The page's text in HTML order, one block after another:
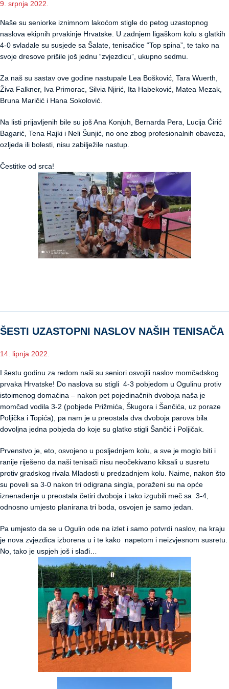
9. srpnja 2022.
Naše su seniorke iznimnom lakoćom stigle do petog uzastopnog
naslova ekipnih prvakinje Hrvatske. U zadnjem ligaškom kolu s glatkih
4-0 svladale su susjede sa Šalate, tenisačice “Top spina”, te tako na
svoje dresove prišile još jednu “zvjezdicu”, ukupno sedmu.
Za naš su sastav ove godine nastupale Lea Bošković, Tara Wuerth,
Živa Falkner, Iva Primorac, Silvia Njirić, Ita Habeković, Matea Mezak,
Bruna Maričić i Hana Sokolović.
Na listi prijavljenih bile su još Ana Konjuh, Bernarda Pera, Lucija Ćirić
Bagarić, Tena Rajki i Neli Šunjić, no one zbog profesionalnih obaveza,
ozljeda ili bolesti, nisu zabilježile nastup.
Čestitke od srca!
ŠESTI UZASTOPNI NASLOV NAŠIH TENISAČA
14. lipnja 2022.
I šestu godinu za redom naši su seniori osvojili naslov momčadskog
prvaka Hrvatske! Do naslova su stigli 4-3 pobjedom u Ogulinu protiv
istoimenog domaćina – nakon pet pojedinačnih dvoboja naša je
momčad vodila 3-2 (pobjede Prižmića, Škugora i Šančića, uz poraze
Poljička i Topića), pa nam je u preostala dva dvoboja parova bila
dovoljna jedna pobjeda do koje su glatko stigli Šančić i Poljičak.
Prvenstvo je, eto, osvojeno u posljednjem kolu, a sve je moglo biti i
ranije riješeno da naši tenisači nisu neočekivano kiksali u susretu
protiv gradskog rivala Mladosti u predzadnjem kolu. Naime, nakon što
su poveli sa 3-0 nakon tri odigrana singla, poraženi su na opće
iznenađenje u preostala četiri dvoboja i tako izgubili meč sa 3-4,
odnosno umjesto planirana tri boda, osvojen je samo jedan.
Pa umjesto da se u Ogulin ode na izlet i samo potvrdi naslov, na kraju
je nova zvjezdica izborena u i te kako napetom i neizvjesnom susretu.
No, tako je uspjeh još i slađi…